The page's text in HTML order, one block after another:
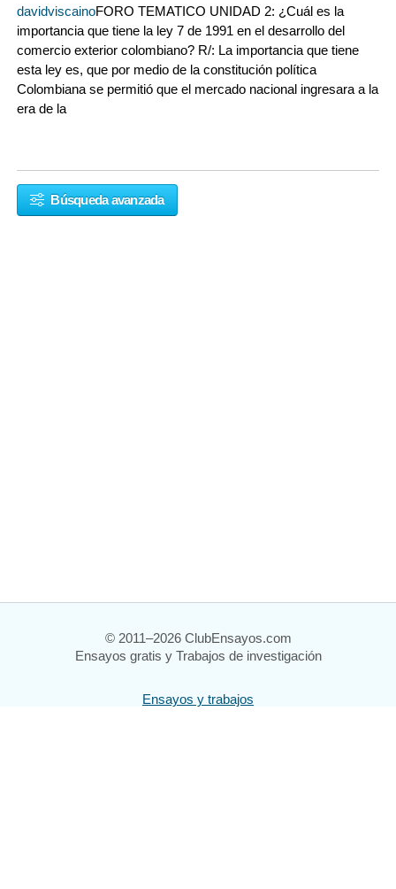
davidviscainoFORO TEMATICO UNIDAD 2: ¿Cuál es la
importancia que tiene la ley 7 de 1991 en el desarrollo del
comercio exterior colombiano? R/: La importancia que tiene
esta ley es, que por medio de la constitución política
Colombiana se permitió que el mercado nacional ingresara a la
era de la
Búsqueda avanzada
© 2011–2026 ClubEnsayos.com
Ensayos gratis y Trabajos de investigación
Ensayos y trabajos